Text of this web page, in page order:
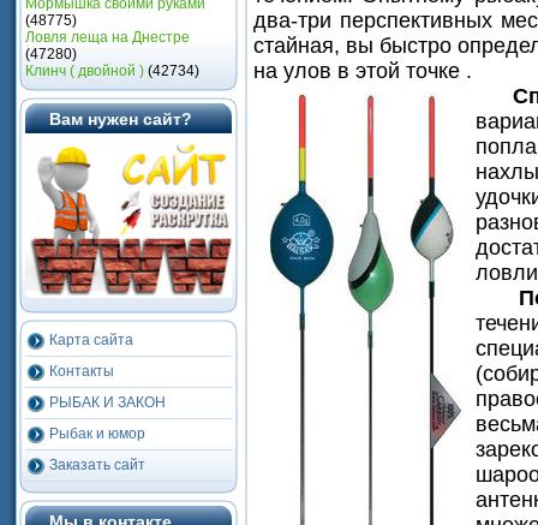
Мормышка своими руками
(48775)
Ловля леща на Днестре
(47280)
Клинч ( двойной ) (42734)
Вам нужен сайт?
Карта сайта
Контакты
РЫБАК И ЗАКОН
Рыбак и юмор
Заказать сайт
два-три перспективных
стайная, вы быстро
на улов в этой точке .